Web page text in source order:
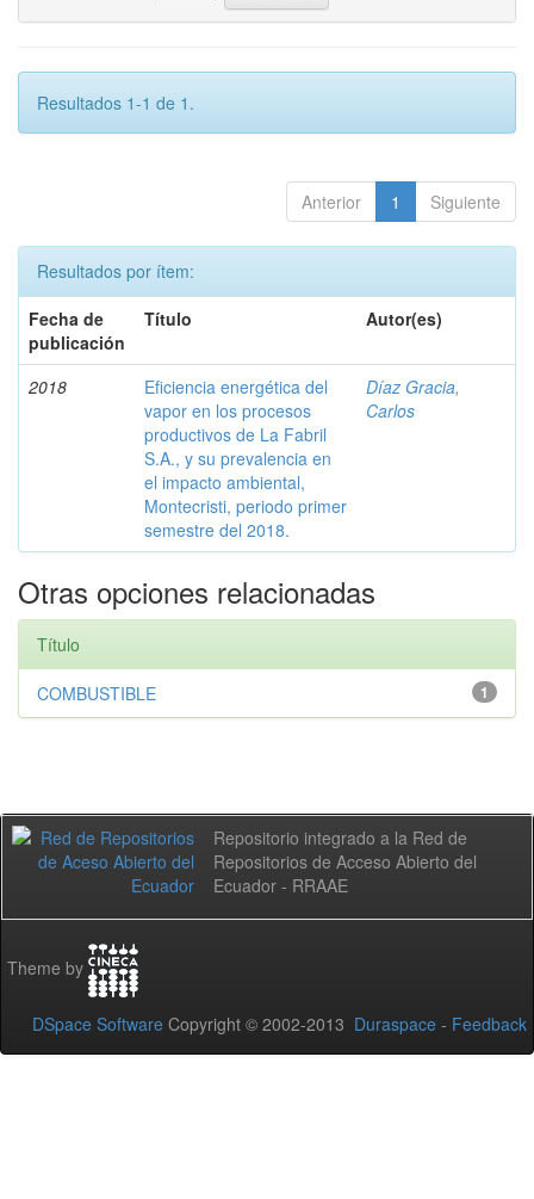
Resultados 1-1 de 1.
Anterior 1 Siguiente
Resultados por ítem:
Fecha de
publicación
Título Autor(es)
2018
Eficiencia energética del
vapor en los procesos
productivos de La Fabril
S.A., y su prevalencia en
el impacto ambiental,
Montecristi, periodo primer
semestre del 2018.
Díaz Gracia,
Carlos
Otras opciones relacionadas
Título
1
COMBUSTIBLE
Repositorio integrado a la Red de
Repositorios de Acceso Abierto del
Ecuador - RRAAE
Theme by
DSpace Software Copyright © 2002-2013 Duraspace - Feedback